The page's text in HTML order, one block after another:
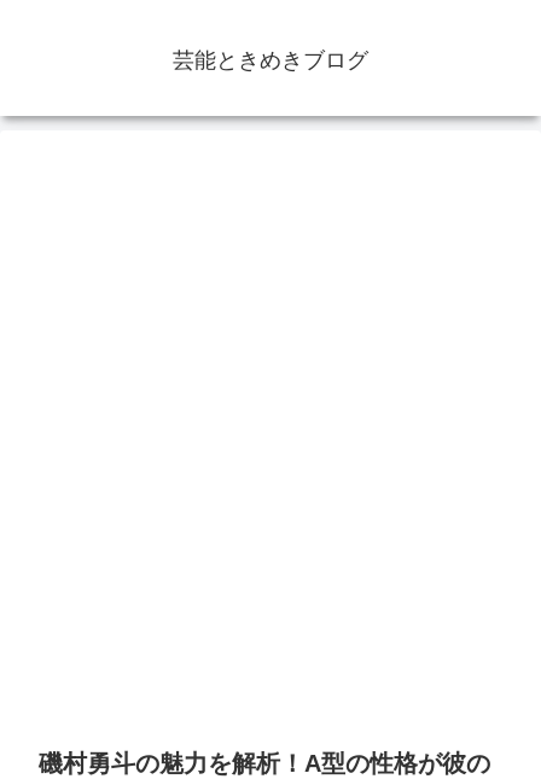
芸能ときめきブログ
磯村勇斗の魅力を解析！A型の性格が彼の